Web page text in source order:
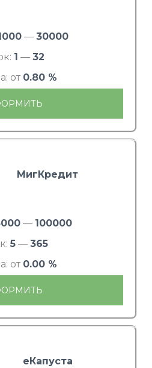
— 30000
1 — 32
от 0.80 %
МигКредит
— 100000
5 — 365
от 0.00 %
еКапуста